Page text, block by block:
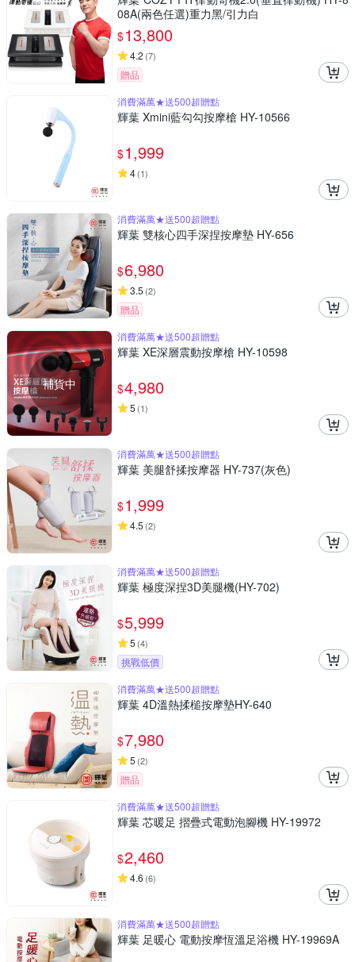
08A(兩色任選)重力黑/引力白
$13,800
4.2 (7)
贈品
消費滿萬★送500超贈點
輝葉 Xmini藍勾勾按摩槍 HY-10566
$1,999
4(1)
消費滿萬★送500超贈點
輝葉 雙核心四手深捏按摩墊 HY-656
$6,980
3.5 (2)
贈品
補貨中
消費滿萬★送500超贈點
輝葉 XE深層震動按摩槍 HY-10598
$4,980
5 (1)
消費滿萬★送500超贈點
輝葉 美腿舒揉按摩器 HY-737(灰色)
$1,999
4.5 (2)
消費滿萬★送500超贈點
輝葉 極度深捏3D美腿機(HY-702)
$5,999
5 (4)
挑戰低價
消費滿萬★送500超贈點
輝葉 4D溫熱揉槌按摩墊HY-640
$7,980
5 (2)
贈品
消費滿萬★送500超贈點
輝葉 芯暖足 摺疊式電動泡腳機 HY-19972
$2,460
4.6 (6)
消費滿萬★送500超贈點
輝葉 足暖心 電動按摩恆溫足浴機 HY-19969A